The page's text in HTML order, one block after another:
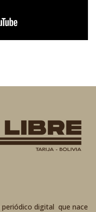
periódico digital que nace